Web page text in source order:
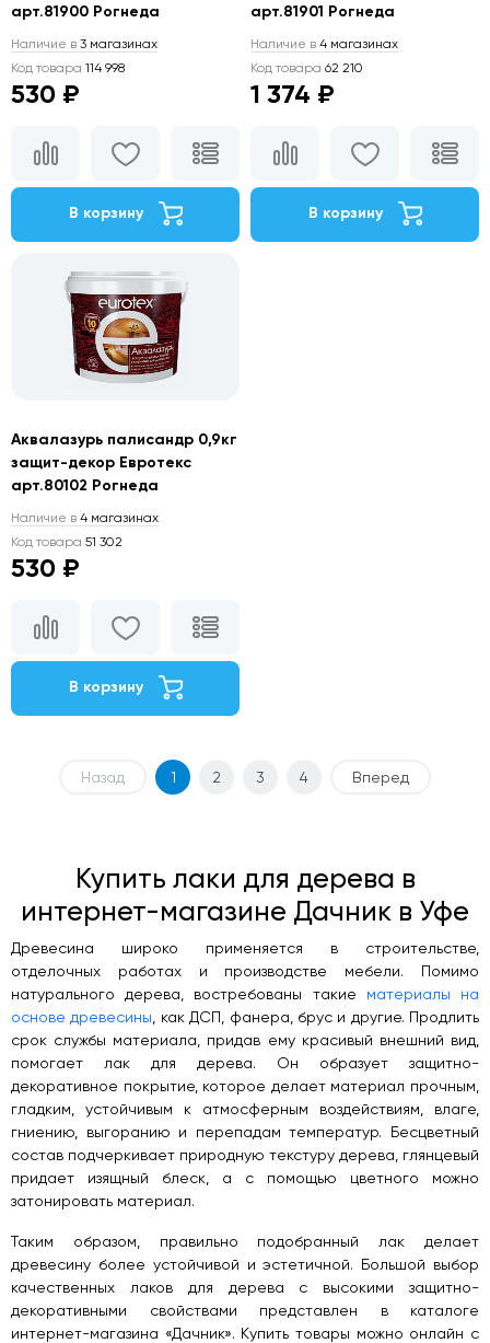
арт.81900 Рогнеда
Наличие в 3 магазинах
Код товара 114 998
530 ₽
В корзину
арт.81901 Рогнеда
Наличие в 4 магазинах
Код товара 62 210
1 374 ₽
В корзину
Аквалазурь палисандр 0,9кг
защит-декор Евротекс
арт.80102 Рогнеда
Наличие в 4 магазинах
Код товара 51 302
530 ₽
В корзину
Назад 1 2 3 4 Вперед
Купить лаки для дерева в
интернет-магазине Дачник в Уфе
Древесина широко применяется в строительстве,
отделочных работах и производстве мебели. Помимо
натурального дерева, востребованы такие материалы на
основе древесины , как ДСП, фанера, брус и другие. Продлить
срок службы материала, придав ему красивый внешний вид,
помогает лак для дерева. Он образует защитно-
декоративное покрытие, которое делает материал прочным,
гладким, устойчивым к атмосферным воздействиям, влаге,
гниению, выгоранию и перепадам температур. Бесцветный
состав подчеркивает природную текстуру дерева, глянцевый
придает изящный блеск, а с помощью цветного можно
затонировать материал.
Таким образом, правильно подобранный лак делает
древесину более устойчивой и эстетичной. Большой выбор
качественных лаков для дерева с высокими защитно-
декоративными свойствами представлен в каталоге
интернет-магазина «Дачник». Купить товары можно онлайн с